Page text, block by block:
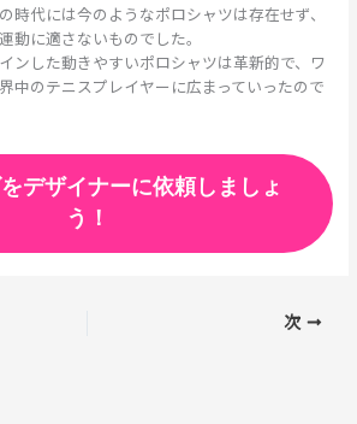
時代には今のようなポロシャツは存在せず、
動に適さないものでした。
ンした動きやすいポロシャツは革新的で、ワ
中のテニスプレイヤーに広まっていったので
デザイナーに依頼しましょ
う！
次